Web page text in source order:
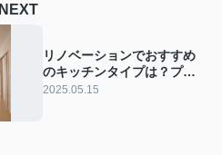
NEXT
リノベーションでおすすめ
のキッチンタイプは？プラ
ンニングや注意点も解説
2025.05.15